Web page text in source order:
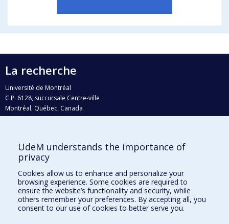
La recherche
Université de Montréal
C.P. 6128, succursale Centre-ville
Montréal, Québec, Canada
H3C 3J7
Qui fait quoi?
Nous trouver
Plan du site
Accessibilité
UdeM understands the importance of
privacy
Cookies allow us to enhance and personalize your
browsing experience. Some cookies are required to
ensure the website’s functionality and security, while
others remember your preferences. By accepting all, you
consent to our use of cookies to better serve you.